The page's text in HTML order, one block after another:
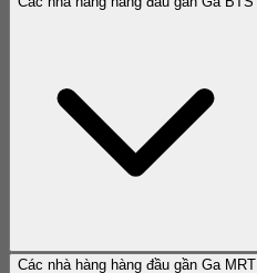
Các nhà hàng hàng đầu gần Ga MRT